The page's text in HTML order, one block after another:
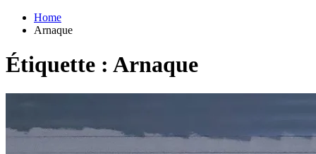
Home
Arnaque
Étiquette : Arnaque